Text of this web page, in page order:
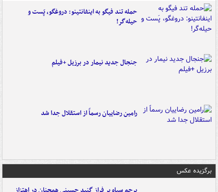
حمله تند فیگو به اینفانتینو: دروغگو، پَست‌ و
حیله‌گر!
جنجال جدید نیمار در برزیل +فیلم
رامین رضاییان رسماً از استقلال جدا شد
برگزیده عکس